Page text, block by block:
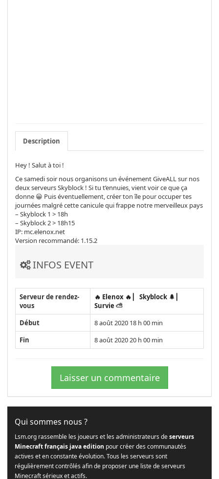
Description
Hey ! Salut à toi !
Ce samedi soir nous organisons un événement GiveALL sur nos
deux serveurs Skyblock ! Si tu t’ennuies, vient voir ce que ça
donne 😀 Puis éventuellement, créer ton île pour occuper tes
journées malgré cette canicule qui frappe notre merveilleux pays
– Skyblock 1 > 18h
– Skyblock 2 > 18h15
IP: mc.elenox.net
Version recommandé: 1.15.2
INFOS EVENT
Serveur de rendez-
vous
🔥 Elenox 🔥 ▏ Skyblock 🌲 ▏
Survie ⛅️
Début
8 août 2020 18 h 00 min
Fin
8 août 2020 20 h 00 min
Laisser un commentaire
Qui sommes nous ?
Lsm.org rassemble les joueurs et les administrateurs deserveurs
Minecraft français java edition pour créer des communautés
actives et en constante évolution. Tous les serveurs sont
régulièrement contrôlés afin de proposer une liste de serveurs
Minecraft sérieux et actifs.